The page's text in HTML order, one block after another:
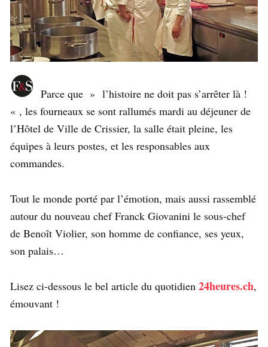
Parce que » l’histoire ne doit pas s’arrêter là !
« , les fourneaux se sont rallumés mardi au déjeuner de
l’Hôtel de Ville de Crissier, la salle était pleine, les
équipes à leurs postes, et les responsables aux
commandes.
Tout le monde porté par l’émotion, mais aussi rassemblé
autour du nouveau chef Franck Giovanini le sous-chef
de Benoît Violier, son homme de confiance, ses yeux,
son palais…
Lisez ci-dessous le bel article du quotidien 24heures.ch,
émouvant !